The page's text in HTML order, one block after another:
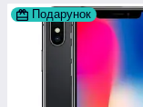
Подарунок